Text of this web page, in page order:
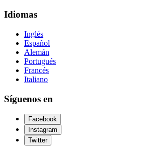
Idiomas
Inglés
Español
Alemán
Portugués
Francés
Italiano
Síguenos en
Facebook
Instagram
Twitter